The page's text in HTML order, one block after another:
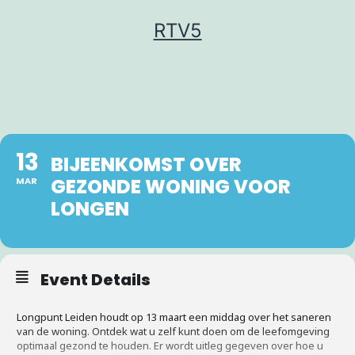
RTV5
13
MAR
BIJEENKOMST OVER
GEZONDE WONING VOOR
LONGEN
Event Details
Longpunt Leiden houdt op 13 maart een middag over het saneren
van de woning. Ontdek wat u zelf kunt doen om de leefomgeving
optimaal gezond te houden. Er wordt uitleg gegeven over hoe u